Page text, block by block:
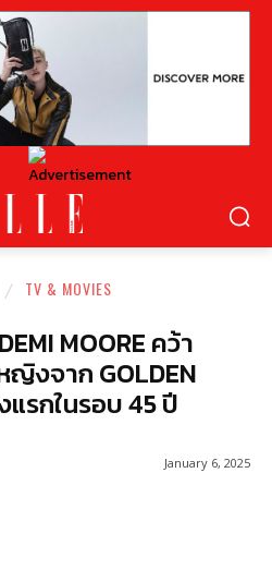
TV & MOVIES
MOORE คว้า
งจาก GOLDEN
แรกในรอบ 45 ปี
January 6, 2025